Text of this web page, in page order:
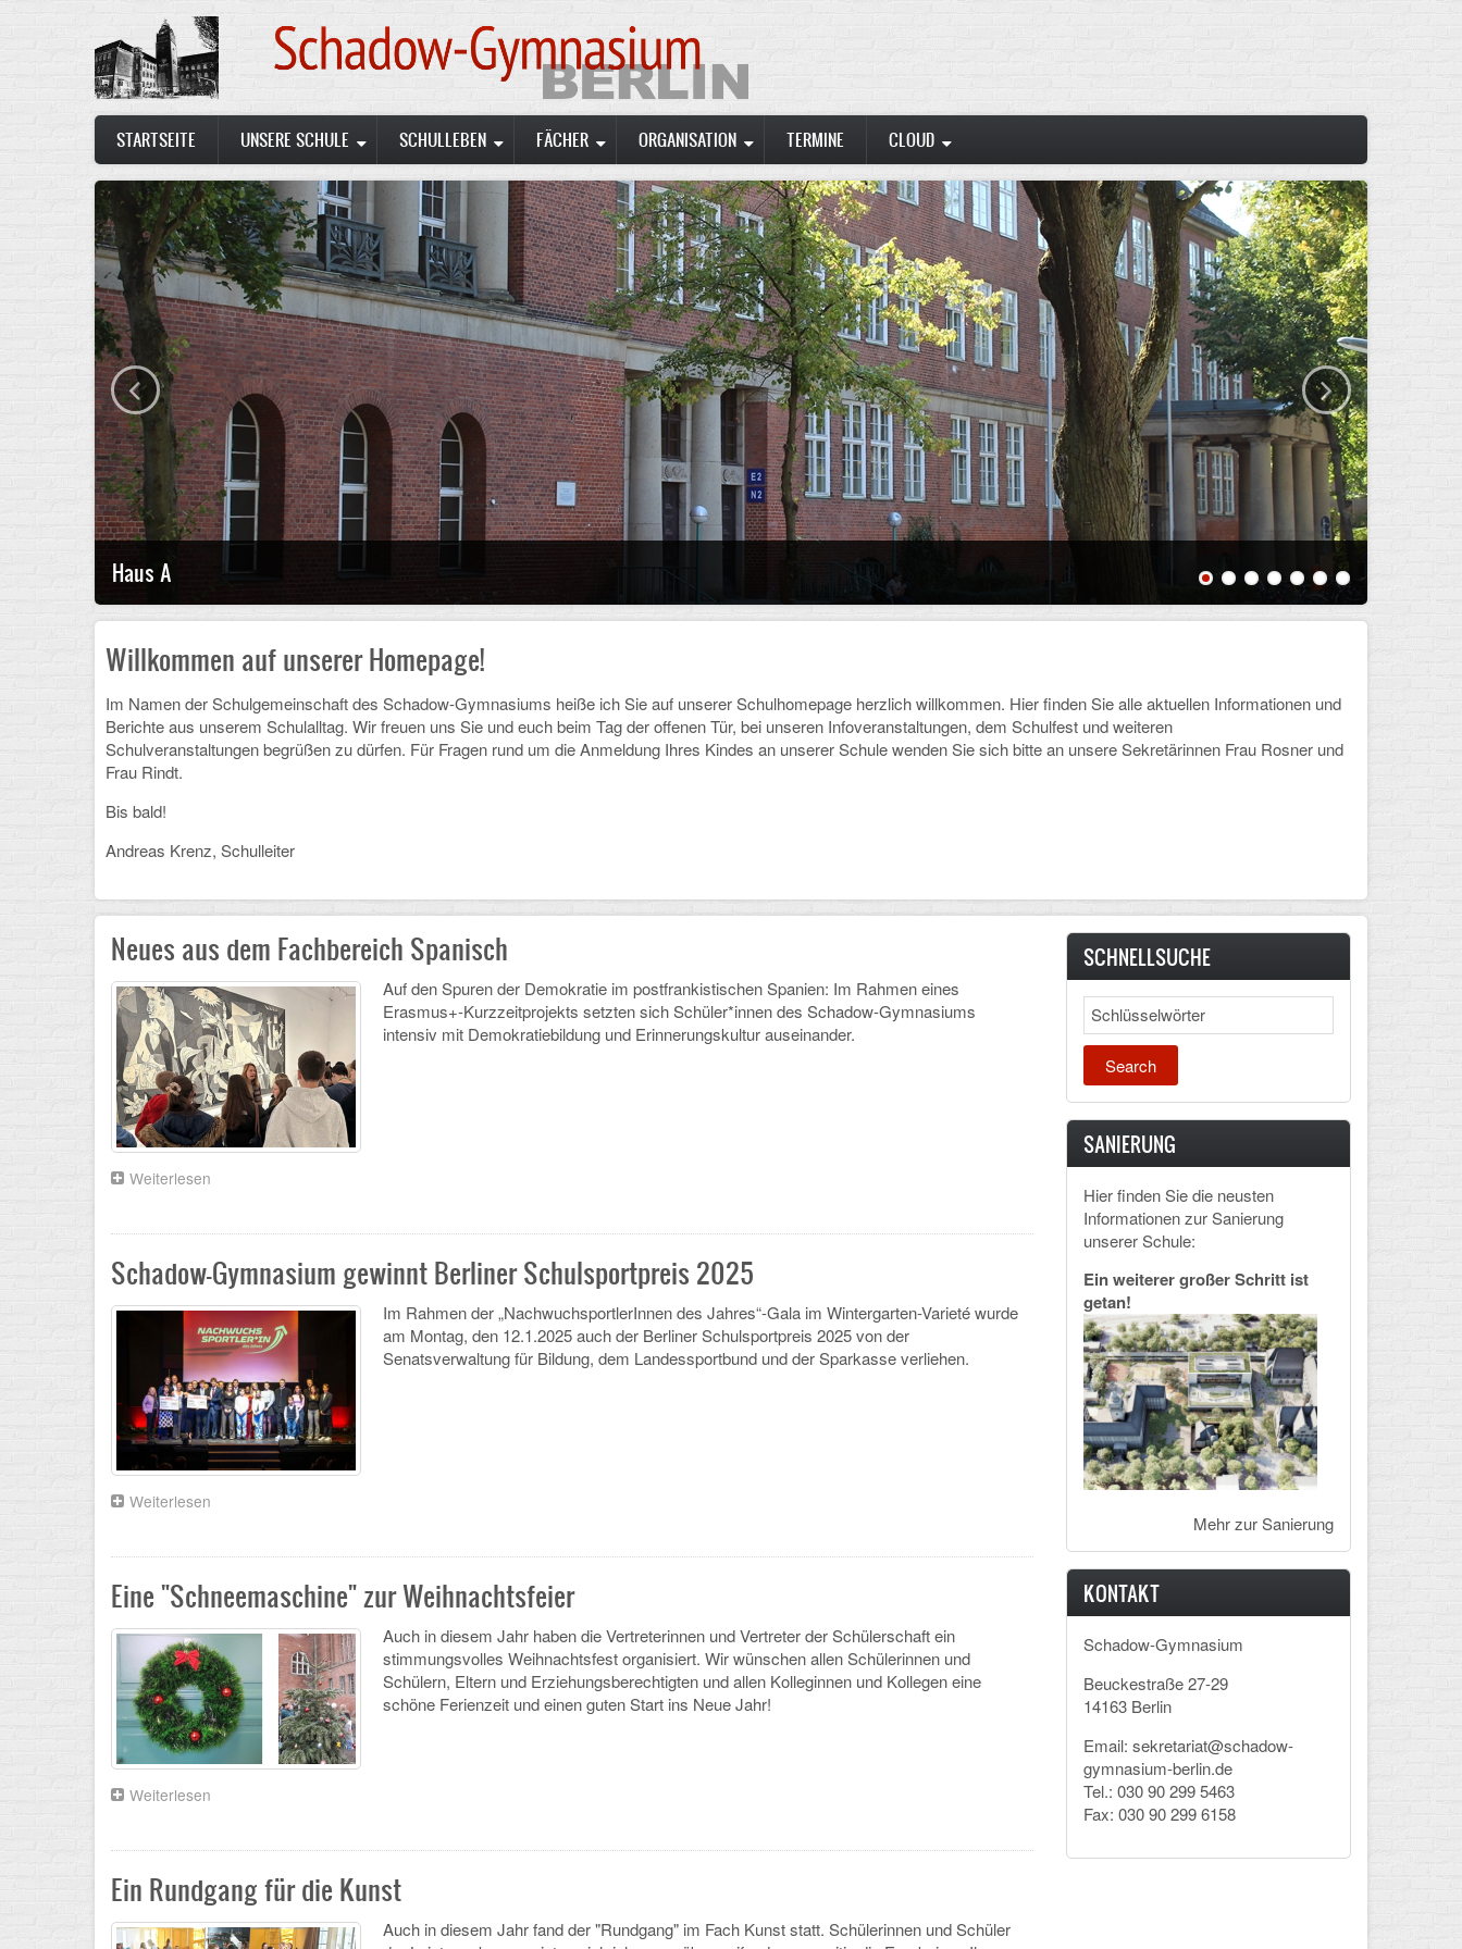
Main
navigation
STARTSEITE UNSERE SCHULE SCHULLEBEN FÄCHER ORGANISATION TERMINE CLOUD
Haus A
Willkommen auf unserer Homepage!
Im Namen der Schulgemeinschaft des Schadow-Gymnasiums heiße ich Sie auf unserer Schulhomepage herzlich willkommen. Hier finden Sie alle aktuellen Informationen und
Berichte aus unserem Schulalltag. Wir freuen uns Sie und euch beim Tag der offenen Tür, bei unseren Infoveranstaltungen, dem Schulfest und weiteren
Schulveranstaltungen begrüßen zu dürfen. Für Fragen rund um die Anmeldung Ihres Kindes an unserer Schule wenden Sie sich bitte an unsere Sekretärinnen Frau Rosner und
Frau Rindt.
Bis bald!
Andreas Krenz, Schulleiter
Neues aus dem Fachbereich Spanisch
Auf den Spuren der Demokratie im postfrankistischen Spanien: Im Rahmen eines
Erasmus+-Kurzzeitprojekts setzten sich Schüler*innen des Schadow-Gymnasiums
intensiv mit Demokratiebildung und Erinnerungskultur auseinander.
Weiterlesen
dem
Fachbereich
Spanisch
Schadow-Gymnasium gewinnt Berliner Schulsportpreis 2025
Im Rahmen der „NachwuchsportlerInnen des Jahres“-Gala im Wintergarten-Varieté wurde
am Montag, den 12.1.2025 auch der Berliner Schulsportpreis 2025 von der
Senatsverwaltung für Bildung, dem Landessportbund und der Sparkasse verliehen.
Weiterlesen
gewinnt
Schulsportpreis
2025
Eine "Schneemaschine" zur Weihnachtsfeier
Auch in diesem Jahr haben die Vertreterinnen und Vertreter der Schülerschaft ein
stimmungsvolles Weihnachtsfest organisiert. Wir wünschen allen Schülerinnen und
Schülern, Eltern und Erziehungsberechtigten und allen Kolleginnen und Kollegen eine
schöne Ferienzeit und einen guten Start ins Neue Jahr!
Weiterlesen
zur
Weihnachtsfeier
Ein Rundgang für die Kunst
Auch in diesem Jahr fand der "Rundgang" im Fach Kunst statt. Schülerinnen und Schüler
SCHNELLSUCHE
Search
SANIERUNG
Hier finden Sie die neusten
Informationen zur Sanierung
unserer Schule:
Ein weiterer großer Schritt ist
getan!
Mehr zur Sanierung
KONTAKT
Schadow-Gymnasium
Beuckestraße 27-29
14163 Berlin
Email: sekretariat@schadow-
gymnasium-berlin.de
Tel.: 030 90 299 5463
Fax: 030 90 299 6158